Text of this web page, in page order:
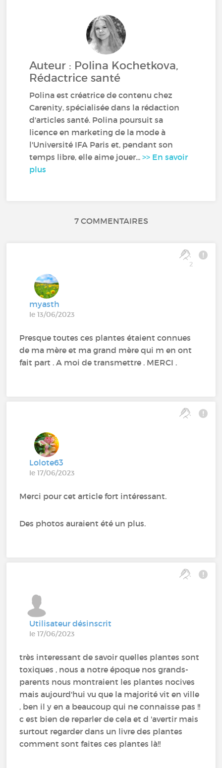
Auteur : Polina Kochetkova,
Rédactrice santé
Polina est créatrice de contenu chez
Carenity, spécialisée dans la rédaction
d'articles santé. Polina poursuit sa
licence en marketing de la mode à
l'Université IFA Paris et, pendant son
temps libre, elle aime jouer...>> En savoir
plus
7 COMMENTAIRES
2
myasth
le 13/06/2023
Presque toutes ces plantes étaient connues
de ma mère et ma grand mère qui m en ont
fait part . A moi de transmettre . MERCI .
Lolote63
le 17/06/2023
Merci pour cet article fort intéressant.
Des photos auraient été un plus.
Utilisateur désinscrit
le 17/06/2023
très interessant de savoir quelles plantes sont
toxiques , nous a notre époque nos grands-
parents nous montraient les plantes nocives
mais aujourd'hui vu que la majorité vit en ville
, ben il y en a beaucoup qui ne connaisse pas !!
c est bien de reparler de cela et d 'avertir mais
surtout regarder dans un livre des plantes
comment sont faites ces plantes là!!